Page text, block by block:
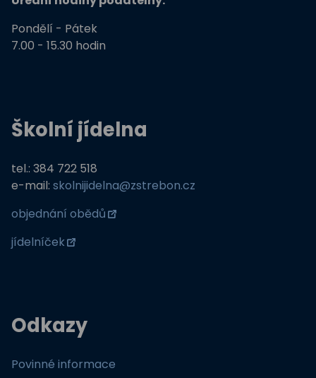
Pondělí - Pátek
7.00 - 15.30 hodin
Školní jídelna
tel.: 384 722 518
e-mail: skolnijidelna@zstrebon.cz
objednání obědů
jídelníček
Odkazy
Povinné informace